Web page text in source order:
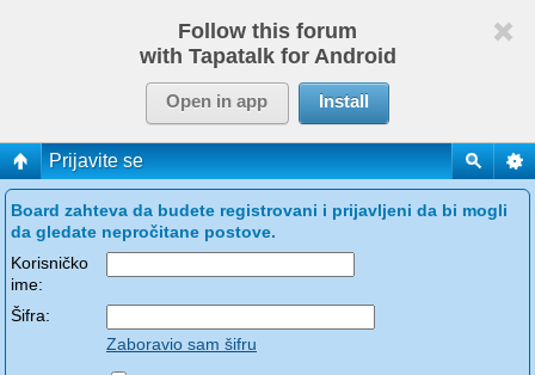
Follow this forum
with Tapatalk for Android
Open in app Install
Prijavite se
Board zahteva da budete registrovani i prijavljeni da bi mogli
da gledate nepročitane postove.
Korisničko
ime:
Šifra:
Zaboravio sam šifru